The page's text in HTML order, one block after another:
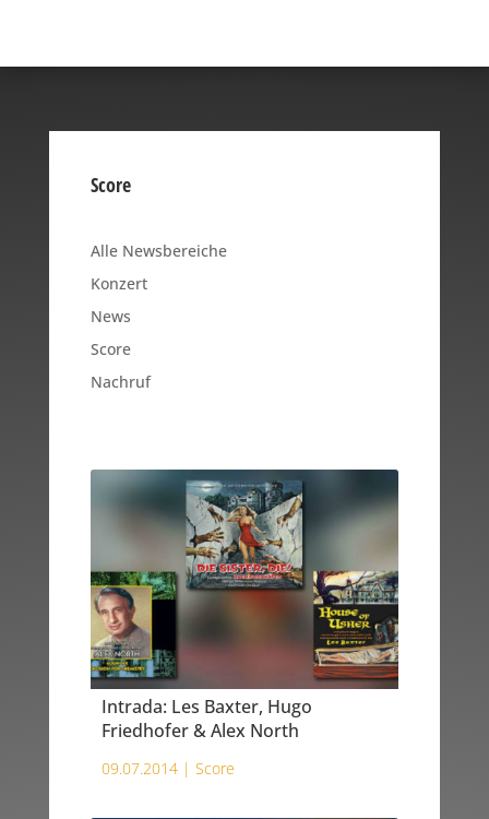
Score
Alle Newsbereiche
Konzert
News
Score
Nachruf
Intrada: Les Baxter, Hugo
Friedhofer & Alex North
09.07.2014 | Score